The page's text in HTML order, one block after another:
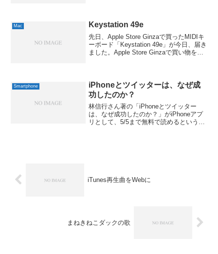
め、皆さん...
Mac Keystation 49e
先日、Apple Store Ginzaで買ったMIDIキ
ーボード「Keystation 49e」が今日、届き
ました。Apple Store Ginzaで買い物をし
Smartphone
iPhoneとツイッターは、なぜ成
功したのか？
林信行さん著の「iPhoneとツイッター
は、なぜ成功したのか？」がiPhoneアプ
リとして、5/5まで無料で読めるというこ
iTunes再生曲をWebに
まねきねこダックの歌